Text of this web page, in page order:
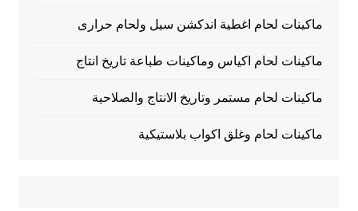
ماكينات لحام اغطية اندكشن سيل ولحام حرارى
ماكينات لحام اكياس وماكينات طباعة تاريخ انتاج
ماكينات لحام مستمر وتاريخ الانتاج والصلاحية
ماكينات لحام وغلق اكواب بلاستيكية